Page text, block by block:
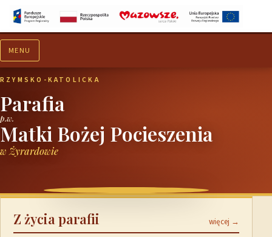
MENU
RZYMSKO-KATOLICKA
Parafia
p.w.
Matki Bożej Pocieszenia
w Żyrardowie
Z życia parafii więcej →